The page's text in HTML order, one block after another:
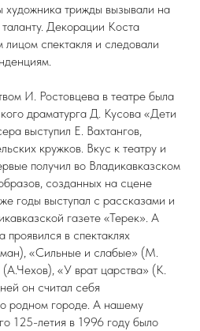
трижды вызывали на
Декорации Коста
спектакля и следовали
И. Ростовцева в театре была
драматурга Д. Кусова «Дети
выступил Е. Вахтангов,
кружков. Вкус к театру и
получил во Владикавказском
созданных на сцене
годы выступал с рассказами и
газете «Терек». А
проявился в спектаклях
«Сильные и слабые» (М.
«У врат царства» (К.
он считал себя
родном городе. А нашему
125-летия в 1996 году было